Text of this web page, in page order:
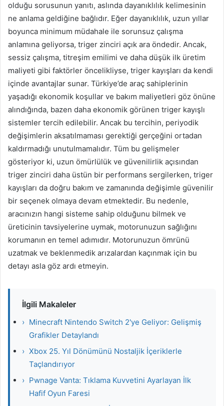
olduğu sorusunun yanıtı, aslında dayanıklılık kelimesinin
ne anlama geldiğine bağlıdır. Eğer dayanıklılık, uzun yıllar
boyunca minimum müdahale ile sorunsuz çalışma
anlamına geliyorsa, triger zinciri açık ara öndedir. Ancak,
sessiz çalışma, titreşim emilimi ve daha düşük ilk üretim
maliyeti gibi faktörler öncelikliyse, triger kayışları da kendi
içinde avantajlar sunar. Türkiye’de araç sahiplerinin
yaşadığı ekonomik koşullar ve bakım maliyetleri göz önüne
alındığında, bazen daha ekonomik görünen triger kayışlı
sistemler tercih edilebilir. Ancak bu tercihin, periyodik
değişimlerin aksatılmaması gerektiği gerçeğini ortadan
kaldırmadığı unutulmamalıdır. Tüm bu gelişmeler
gösteriyor ki, uzun ömürlülük ve güvenilirlik açısından
triger zinciri daha üstün bir performans sergilerken, triger
kayışları da doğru bakım ve zamanında değişimle güvenilir
bir seçenek olmaya devam etmektedir. Bu nedenle,
aracınızın hangi sisteme sahip olduğunu bilmek ve
üreticinin tavsiyelerine uymak, motorunuzun sağlığını
korumanın en temel adımıdır. Motorunuzun ömrünü
uzatmak ve beklenmedik arızalardan kaçınmak için bu
detayı asla göz ardı etmeyin.
İlgili Makaleler
› Minecraft Nintendo Switch 2'ye Geliyor: Gelişmiş
Grafikler Detaylandı
› Xbox 25. Yıl Dönümünü Nostaljik İçeriklerle
Taçlandırıyor
› Pwnage Vanta: Tıklama Kuvvetini Ayarlayan İlk
Hafif Oyun Faresi